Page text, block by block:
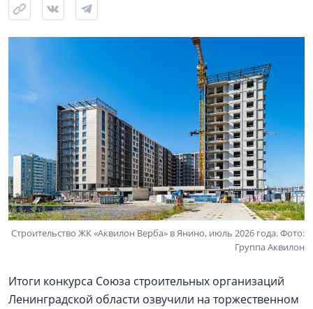
Строительство ЖК «Аквилон Верба» в Янино, июль 2026 года. Фото:
Группа Аквилон
Итоги конкурса Союза строительных организаций
Ленинградской области озвучили на торжественном